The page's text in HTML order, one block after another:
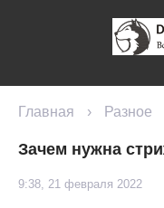
Главная › Разное
Зачем нужна
9:38, 21 февраля 2022